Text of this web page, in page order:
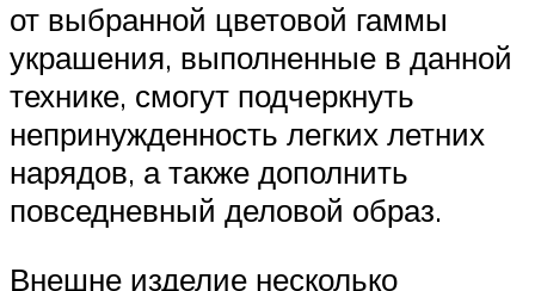
от выбранной цветовой гаммы
украшения, выполненные в данной
технике, смогут подчеркнуть
непринужденность легких летних
нарядов, а также дополнить
повседневный деловой образ.
Внешне изделие несколько